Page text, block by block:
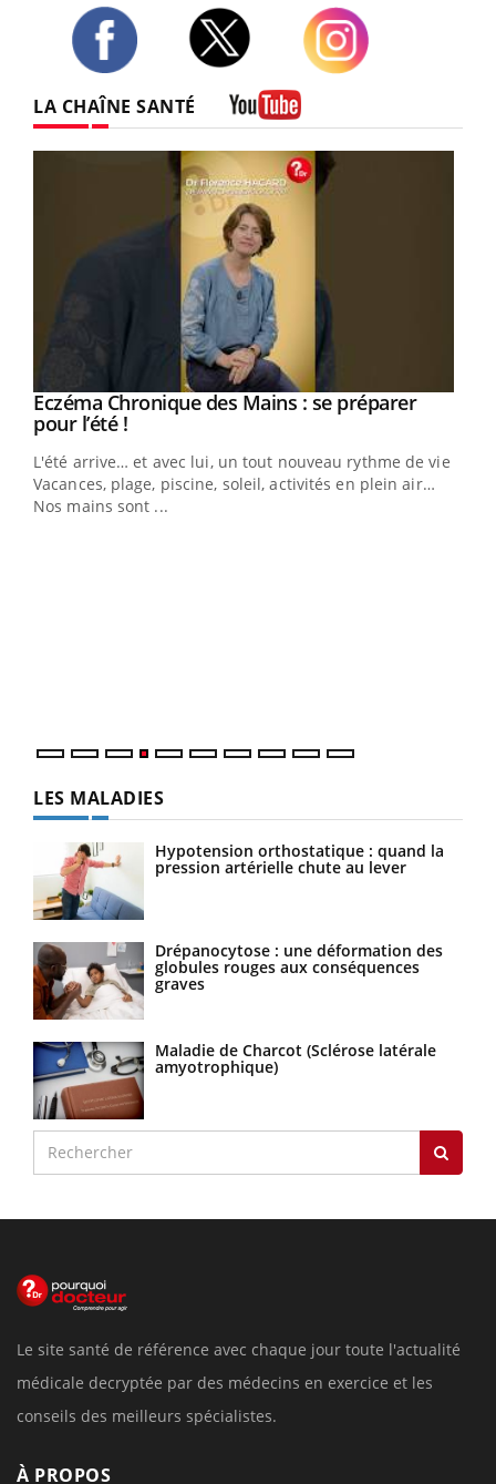
LA CHAÎNE SANTÉ
Youtube
Eczéma Chronique des Mains : se préparer
pour l’été !Youtube
L'été arrive… et avec lui, un tout nouveau rythme de vie !
Vacances, plage, piscine, soleil, activités en plein air…
Nos mains sont ...
LES MALADIES
Hypotension orthostatique : quand la
pression artérielle chute au lever
Drépanocytose : une déformation des
globules rouges aux conséquences
graves
Maladie de Charcot (Sclérose latérale
amyotrophique)
Le site santé de référence avec chaque jour toute l'actualité
médicale decryptée par des médecins en exercice et les
conseils des meilleurs spécialistes.
À PROPOS